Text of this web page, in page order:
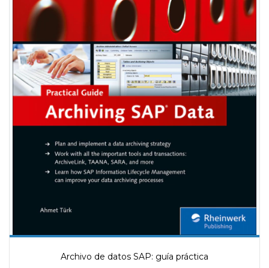
Archivo de datos SAP: guía práctica